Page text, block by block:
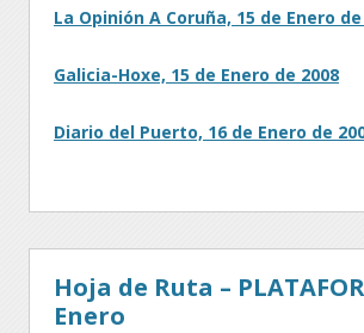
La Opinión A Coruña, 15 de Enero de
Galicia-Hoxe, 15 de Enero de 2008
Diario del Puerto, 16 de Enero de
Hoja de Ruta –
Enero